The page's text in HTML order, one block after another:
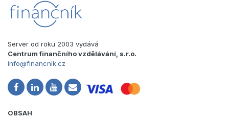
Server od roku 2003 vydává
Centrum finančního vzdělávání, s.r.o.
info@financnik.cz
OBSAH